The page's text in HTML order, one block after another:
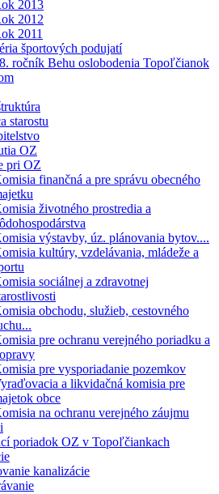
2013
2012
2011
športových podujatí
ročník Behu oslobodenia Topoľčianok
starostu
OZ
pri OZ
finančná a pre správu obecného
životného prostredia a
výstavby, úz. plánovania bytov....
kultúry, vzdelávania, mládeže a
sociálnej a zdravotnej
obchodu, služieb, cestovného
pre ochranu verejného poriadku a
pre vysporiadanie pozemkov
a likvidačná komisia pre
obce
na ochranu verejného záujmu
poriadok OZ v Topoľčiankach
kanalizácie